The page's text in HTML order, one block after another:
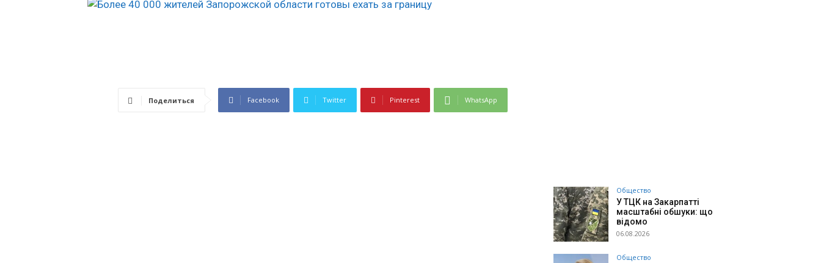
Поделиться Facebook Twitter Pinterest WhatsApp
Общество
У ТЦК на Закарпатті
масштабні обшуки: що
відомо
06.08.2026
Общество